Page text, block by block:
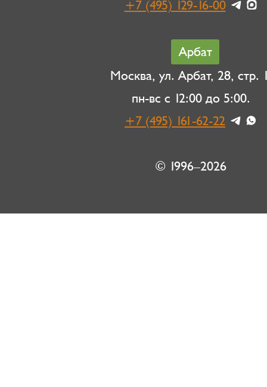
+7 (495) 129-16-00
Арбат
Москва, ул. Арбат, 28, стр.
пн-вс с 12:00 до 5:00.
+7 (495) 161-62-22
© 1996–2026